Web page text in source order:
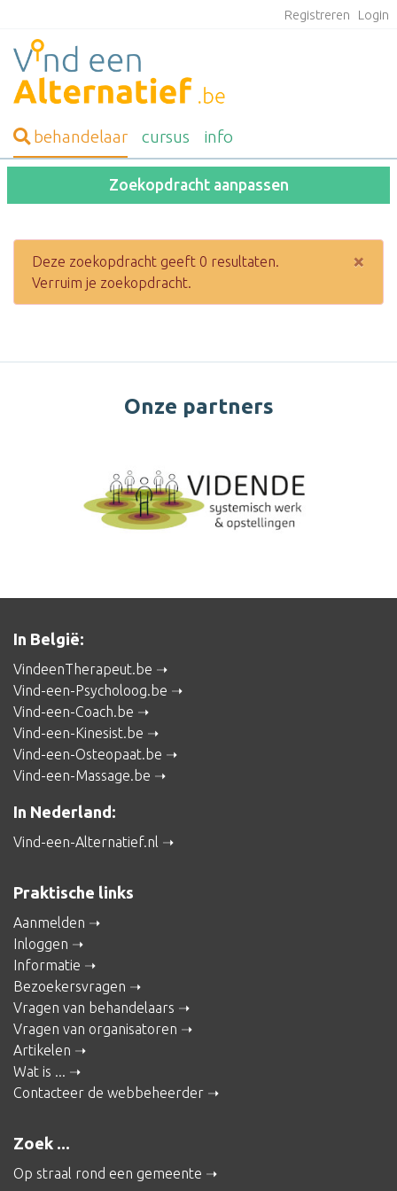
Registreren Login
behandelaar cursus info
Zoekopdracht aanpassen
Deze zoekopdracht geeft 0 resultaten.
Verruim je zoekopdracht.
×
Onze partners
In België:
VindeenTherapeut.be
Vind-een-Psycholoog.be
Vind-een-Coach.be
Vind-een-Kinesist.be
Vind-een-Osteopaat.be
Vind-een-Massage.be
In Nederland:
Vind-een-Alternatief.nl
Praktische links
Aanmelden
Inloggen
Informatie
Bezoekersvragen
Vragen van behandelaars
Vragen van organisatoren
Artikelen
Wat is ...
Contacteer de webbeheerder
Zoek ...
Op straal rond een gemeente